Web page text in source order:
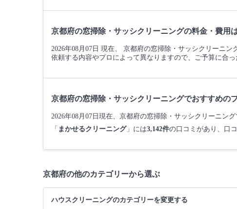
京都府の窓掃除・サッシクリーニングの料金・費用
2026年08月07日 現在、 京都府の窓掃除・サッシクリーニン
依頼する内容やプロによって異なりますので、ご予算に合っ
京都府の窓掃除・サッシクリーニングでおすすめの
2026年08月07日現在、京都府の窓掃除・サッシクリーニン
「 まかせるクリーニング」には3,142件の口コミがあり、口
京都府の他のカテゴリーから選ぶ
ハウスクリーニングのカテゴリーを変更する